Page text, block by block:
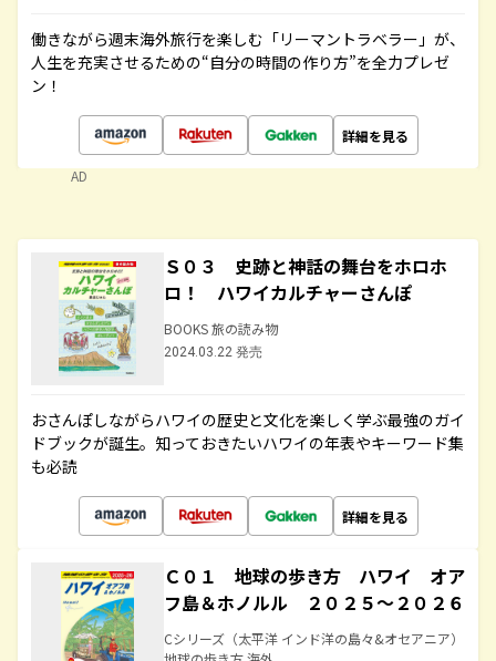
働きながら週末海外旅行を楽しむ「リーマントラベラー」が、
人生を充実させるための“自分の時間の作り方”を全力プレゼ
ン！
詳細を見る
AD
Ｓ０３ 史跡と神話の舞台をホロホ
ロ！ ハワイカルチャーさんぽ
BOOKS 旅の読み物
2024.03.22 発売
おさんぽしながらハワイの歴史と文化を楽しく学ぶ最強のガイ
ドブックが誕生。知っておきたいハワイの年表やキーワード集
も必読
詳細を見る
Ｃ０１ 地球の歩き方 ハワイ オア
フ島＆ホノルル ２０２５～２０２６
Cシリーズ（太平洋 インド洋の島々&オセアニア）